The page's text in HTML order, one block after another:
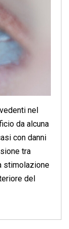
nel
da alcuna
con danni
tra
stimolazione
del